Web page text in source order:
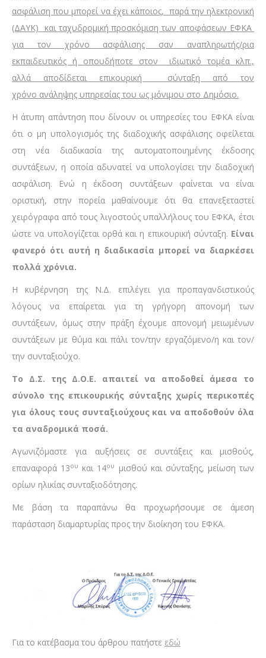
ασφάλιση που μπορεί να έχει κάποιος, παρά την ηλεκτρονική
(ΔΑΥΚ) και ταχυδρομική προσκόμιση των αποφάσεων ΕΦΚΑ
για τον χρόνο ασφάλισης σαν αναπληρωτής/ρια
εκπαιδευτικός ή οπουδήποτε στον ιδιωτικό τομέα κλπ.,
αλλά αποδίδεται επικουρική σύνταξη από τον
χρόνο ανάληψης υπηρεσίας του ως μόνιμου στο Δημόσιο.
Η άτυπη απάντηση που δίνουν οι υπηρεσίες του ΕΦΚΑ είναι
ότι ο μη υπολογισμός της διαδοχικής ασφάλισης οφείλεται
στη νέα διαδικασία της αυτοματοποιημένης έκδοσης
συντάξεων, η οποία αδυνατεί να υπολογίσει την διαδοχική
ασφάλιση. Ενώ η έκδοση συντάξεων φαίνεται να είναι
οριστική, στην πορεία μαθαίνουμε ότι θα επανεξεταστεί
χειρόγραφα από τους λιγοστούς υπαλλήλους του ΕΦΚΑ, έτσι
ώστε να υπολογίζεται ορθά και η επικουρική σύνταξη. Είναι
φανερό ότι αυτή η διαδικασία μπορεί να διαρκέσει
πολλά χρόνια.
Η κυβέρνηση της Ν.Δ. επιλέγει για προπαγανδιστικούς
λόγους να επαίρεται για τη γρήγορη απονομή των
συντάξεων, όμως στην πράξη έχουμε απονομή μειωμένων
συντάξεων με θύμα και πάλι τον/την εργαζόμενο/η και τον/
την συνταξιούχο.
Το Δ.Σ. της Δ.Ο.Ε. απαιτεί να αποδοθεί άμεσα το
σύνολο της επικουρικής σύνταξης χωρίς περικοπές
για όλους τους συνταξιούχους και να αποδοθούν όλα
τα αναδρομικά ποσά.
Αγωνιζόμαστε για αυξήσεις σε συντάξεις και μισθούς,
επαναφορά 13ου και 14ου
μισθού και σύνταξης, μείωση των
ορίων ηλικίας συνταξιοδότησης.
Με βάση τα παραπάνω θα προχωρήσουμε σε άμεση
παράσταση διαμαρτυρίας προς την διοίκηση του ΕΦΚΑ.
Για το κατέβασμα του άρθρου πατήστε εδώ